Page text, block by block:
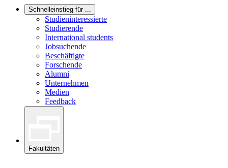
Schnelleinstieg für ...
Studieninteressierte
Studierende
International students
Jobsuchende
Beschäftigte
Forschende
Alumni
Unternehmen
Medien
Feedback
Fakultäten